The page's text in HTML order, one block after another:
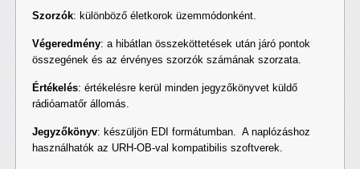
Szorzók: különböző életkorok üzemmódonként.
Végeredmény: a hibátlan összeköttetések után járó pontok
összegének és az érvényes szorzók számának szorzata.
Értékelés: értékelésre kerül minden jegyzőkönyvet küldő
rádióamatőr állomás.
Jegyzőkönyv: készüljön EDI formátumban. A naplózáshoz
használhatók az URH-OB-val kompatibilis szoftverek.